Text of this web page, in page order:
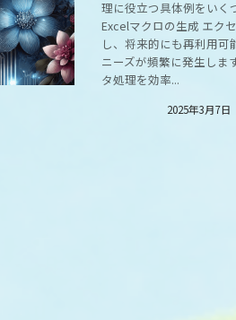
理に役立つ具体例をいく
Excelマクロの生成 エク
し、将来的にも再利用可
ニーズが頻繁に発生しま
タ処理を効率...
2025年3月7日